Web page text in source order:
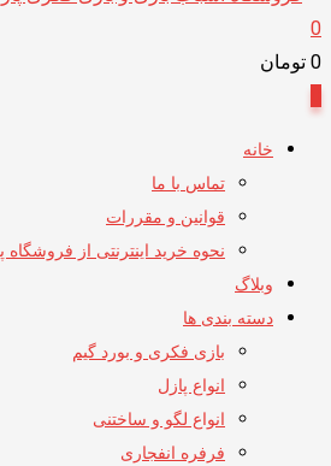
0
0 تومان
خانه
تماس با ما
قوانین و مقررات
نحوه خرید اینترنتی از فروشگاه
وبلاگ
دسته بندی ها
بازی فکری و بورد گیم
انواع پازل
انواع لگو و ساختنی
فرفره انفجاری